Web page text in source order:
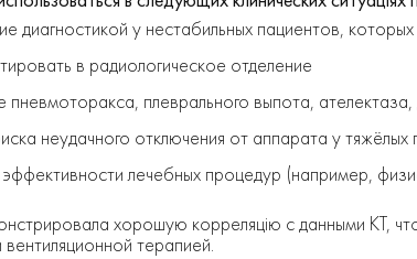
диагностикой у нестабильных пациентов,
в радиологическое отделение
пневмоторакса, плеврального выпота, ателектаза,
неудачного отключения от аппарата у тяжёлых
лечебных процедур (например,
хорошую корреляцію с данными КТ,
вентиляционной терапией.